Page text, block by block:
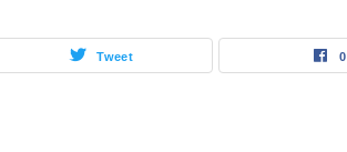
Tweet 0